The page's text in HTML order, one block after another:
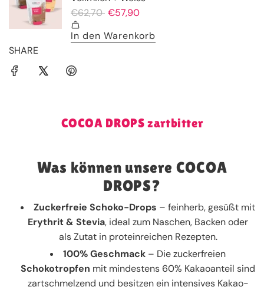
SHARE
COCOA DROPS zartbitter
Was können unsere COCOA
DROPS?
Zuckerfreie Schoko-Drops – feinherb, gesüßt mit
Erythrit & Stevia, ideal zum Naschen, Backen oder
als Zutat in proteinreichen Rezepten.
100% Geschmack – Die zuckerfreien
Schokotropfen mit mindestens 60% Kakaoanteil sind
zartschmelzend und besitzen ein intensives Kakao-